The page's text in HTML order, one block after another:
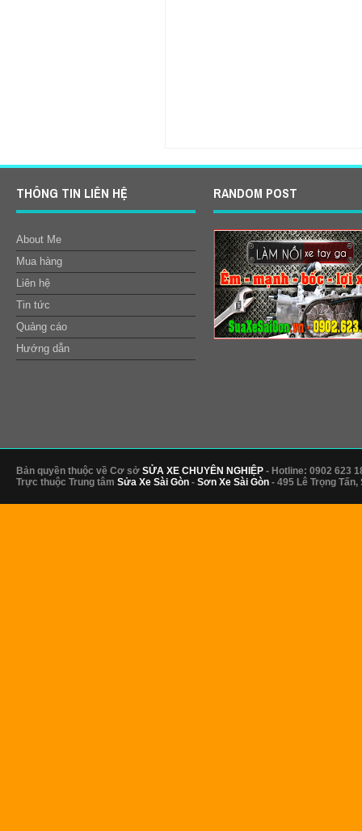
THÔNG TIN LIÊN HỆ
About Me
Mua hàng
Liên hệ
Tin tức
Quảng cáo
Hướng dẫn
RANDOM POST
Bản quyền thuộc về Cơ sở SỬA XE CHUYÊN NGHIỆP- Hotline: 0902 623
Trực thuộc Trung tâm Sửa Xe Sài Gòn- Sơn Xe Sài Gòn- 495 Lê Trọng Tấn,